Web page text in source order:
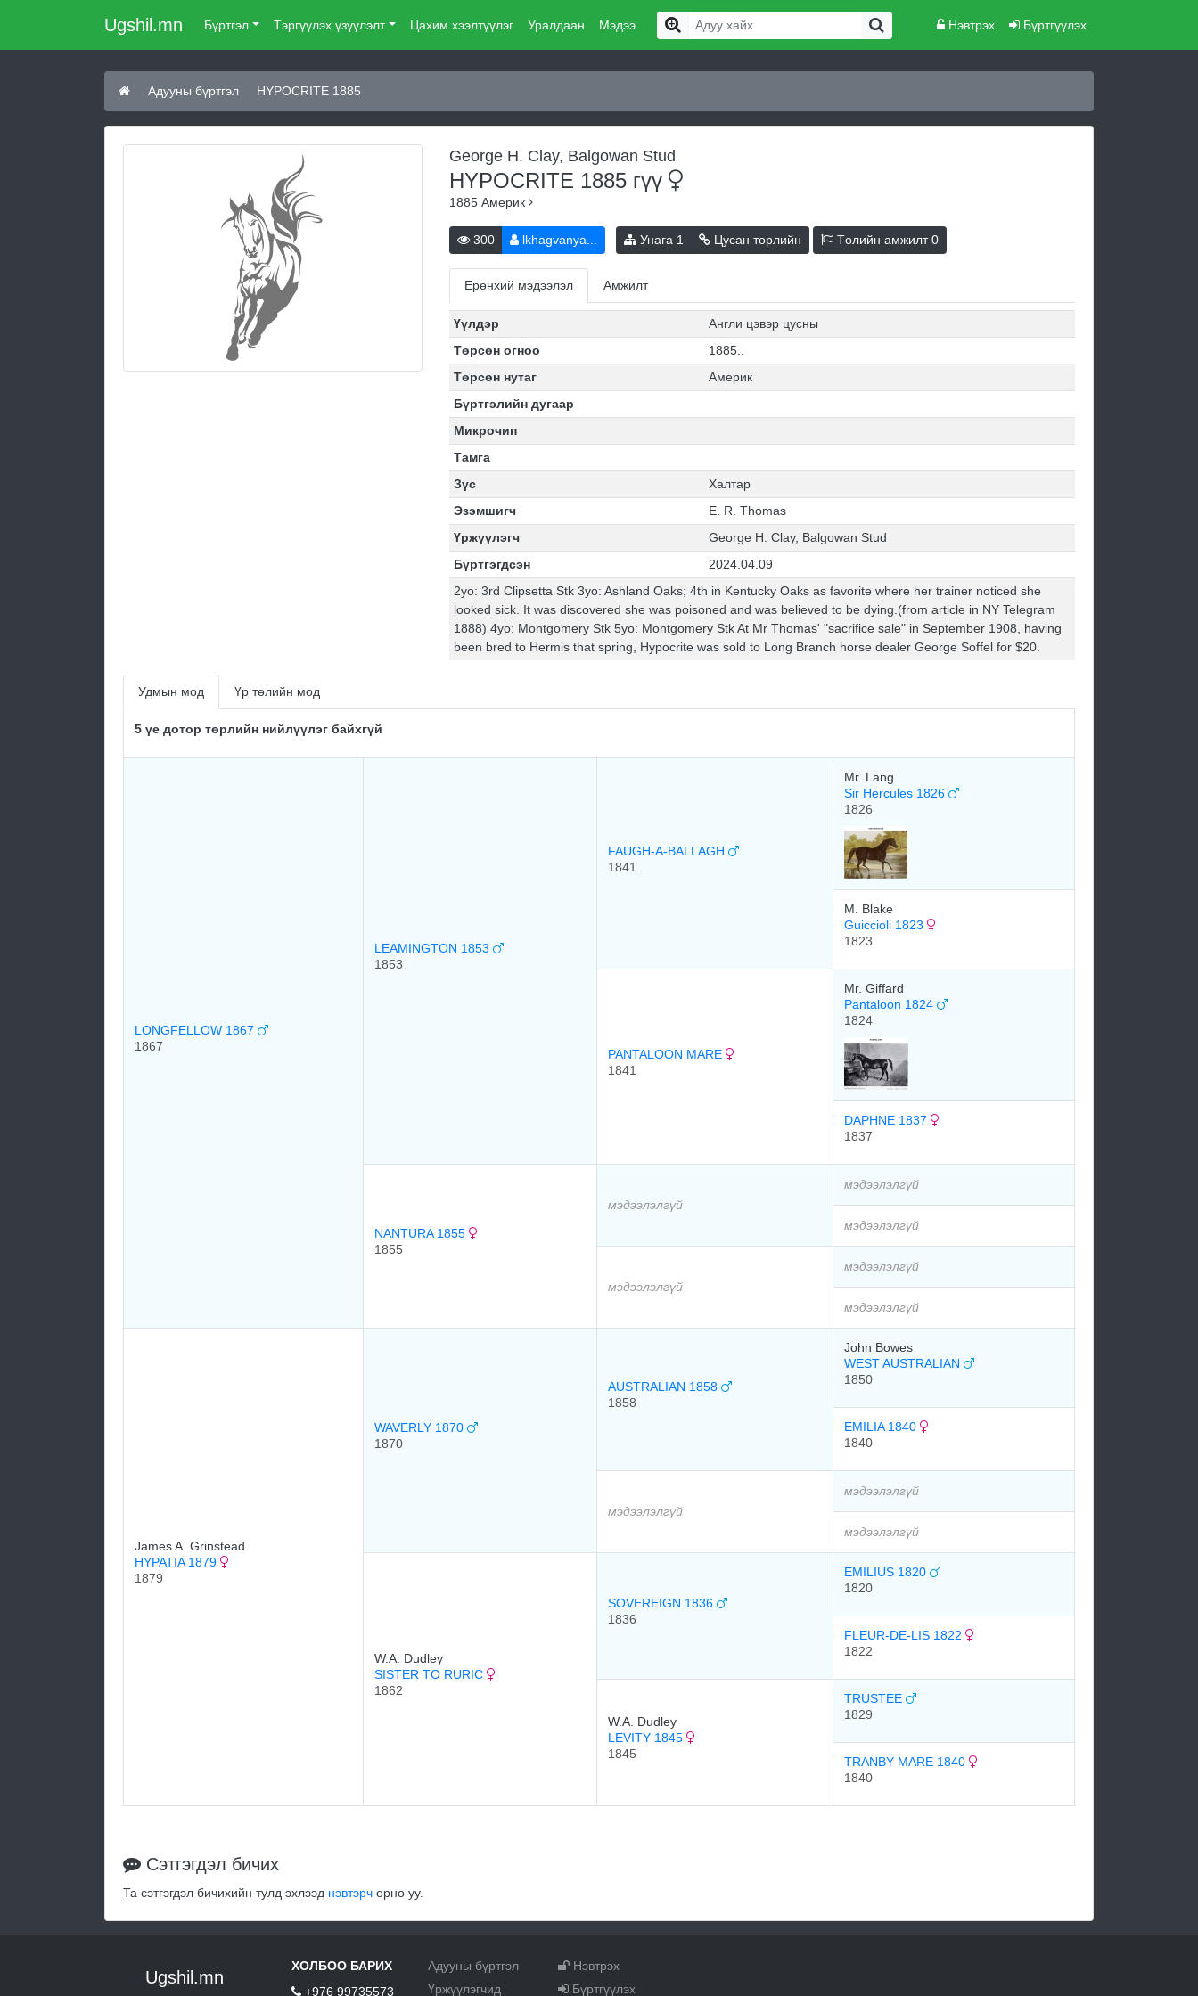
Ugshil.mn Бүртгэл Тэргүүлэх үзүүлэлт Цахим хээлтүүлэг Уралдаан Мэдээ Нэвтрэх Бүртгүүлэх
Адууны бүртгэл HYPOCRITE 1885
George H. Clay, Balgowan Stud
HYPOCRITE 1885 гүү
1885 Америк
300 lkhagvanya... Унага 1 Цусан төрлийн Төлийн амжилт0
Ерөнхий мэдээлэл Амжилт
Үүлдэр
Англи цэвэр цусны
Төрсөн огноо
1885..
Төрсөн нутаг
Америк
Бүртгэлийн дугаар
Микрочип
Тамга
Зүс
Халтар
Эзэмшигч
E. R. Thomas
Үржүүлэгч
George H. Clay, Balgowan Stud
Бүртгэгдсэн
2024.04.09
2yo: 3rd Clipsetta Stk 3yo: Ashland Oaks; 4th in Kentucky Oaks as favorite where her trainer noticed she
looked sick. It was discovered she was poisoned and was believed to be dying.(from article in NY Telegram
1888) 4yo: Montgomery Stk 5yo: Montgomery Stk At Mr Thomas' "sacrifice sale" in September 1908, having
been bred to Hermis that spring, Hypocrite was sold to Long Branch horse dealer George Soffel for $20.
Удмын мод Үр төлийн мод
5 үе дотор төрлийн нийлүүлэг байхгүй
LONGFELLOW 1867
1867
LEAMINGTON 1853
1853
FAUGH-A-BALLAGH
1841
Mr. Lang
Sir Hercules 1826
1826
M. Blake
Guiccioli 1823
1823
PANTALOON MARE
1841
Mr. Giffard
Pantaloon 1824
1824
DAPHNE 1837
1837
NANTURA 1855
1855
мэдээлэлгүй
мэдээлэлгүй
мэдээлэлгүй
мэдээлэлгүй
мэдээлэлгүй
мэдээлэлгүй
James A. Grinstead
HYPATIA 1879
1879
WAVERLY 1870
1870
AUSTRALIAN 1858
1858
John Bowes
WEST AUSTRALIAN
1850
EMILIA 1840
1840
мэдээлэлгүй
мэдээлэлгүй
мэдээлэлгүй
W.A. Dudley
SISTER TO RURIC
1862
SOVEREIGN 1836
1836
EMILIUS 1820
1820
FLEUR-DE-LIS 1822
1822
W.A. Dudley
LEVITY 1845
1845
TRUSTEE
1829
TRANBY MARE 1840
1840
Сэтгэгдэл бичих
Та сэтгэгдэл бичихийн тулд эхлээд нэвтэрч орно уу.
Ugshil.mn
ХОЛБОО БАРИХ
+976 99735573
Адууны бүртгэл
Үржүүлэгчид
Нэвтрэх
Бүртгүүлэх